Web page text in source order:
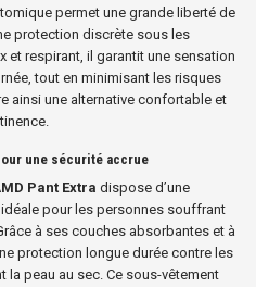
permet une grande liberté de
protection discrète sous les
et respirant, il garantit une sensation
tout en minimisant les risques
ainsi une alternative confortable et
une sécurité accrue
Pant Extra dispose d’une
pour les personnes souffrant
à ses couches absorbantes et à
protection longue durée contre les
la peau au sec. Ce sous-vêtement